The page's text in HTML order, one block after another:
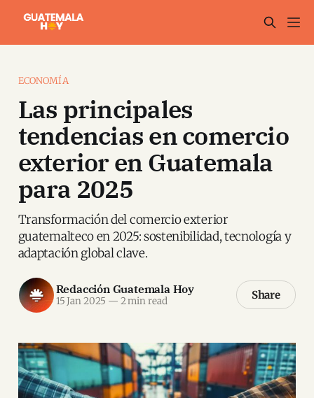
ECONOMÍA
Las principales
tendencias en comercio
exterior en Guatemala
para 2025
Transformación del comercio exterior
guatemalteco en 2025: sostenibilidad, tecnología y
adaptación global clave.
Redacción Guatemala Hoy
15 Jan 2025 — 2 min read Share